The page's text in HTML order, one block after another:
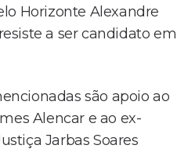
Horizonte Alexandre
a ser candidato em
são apoio ao
Alencar e ao ex-
Jarbas Soares